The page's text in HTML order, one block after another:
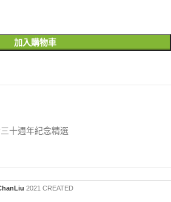
加入購物車
十週年紀念精選
2021 CREATED